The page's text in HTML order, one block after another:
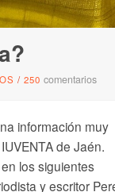
/ 250 comentarios
información muy
de Jaén.
los siguientes
y escritor